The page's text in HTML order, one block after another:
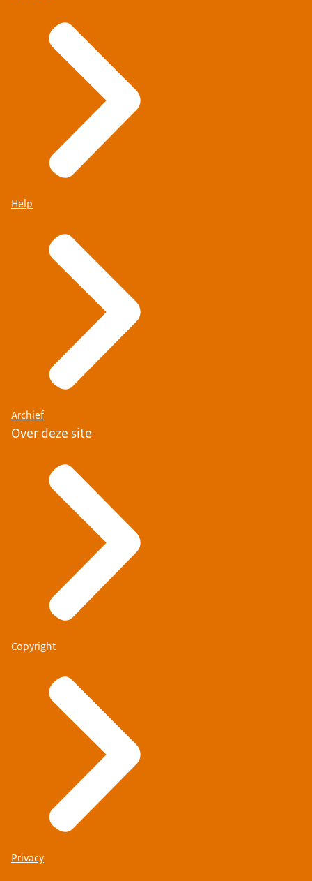
Help
Archief
Over deze site
Copyright
Privacy